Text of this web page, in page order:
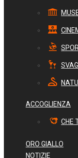
ACCOGLIENZA
CHE
ORO GIALLO
NOTIZIE